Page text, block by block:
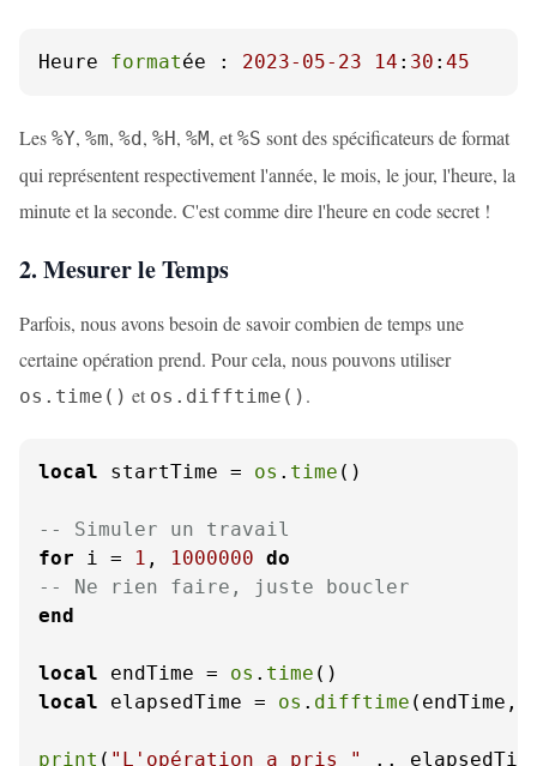
Heure formatée : 2023-05-23 14 : 30 : 45
Les %Y, %m, %d, %H, %M, et %S sont des spécificateurs de format
qui représentent respectivement l'année, le mois, le jour, l'heure, la
minute et la seconde. C'est comme dire l'heure en code secret !
2. Mesurer le Temps
Parfois, nous avons besoin de savoir combien de temps une
certaine opération prend. Pour cela, nous pouvons utiliser
os.time() et os.difftime() .
local startTime = os . time ()
-- Simuler un travail
for i = 1 , 1000000 do
-- Ne rien faire, juste boucler
end
local endTime = os . time
local elapsedTime = os . difftime (endTime,
print ( "L'opération a pris " ..